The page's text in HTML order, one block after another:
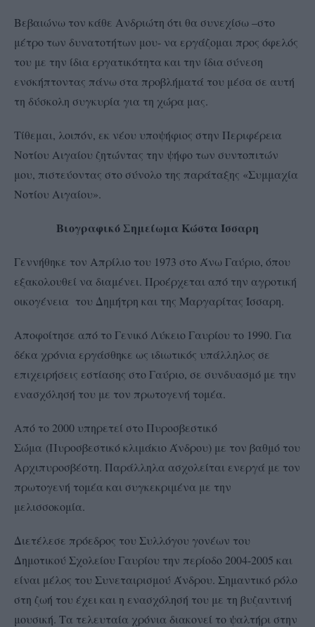
Βεβαιώνω τον κάθε Ανδριώτη ότι θα συνεχίσω –στο
μέτρο των δυνατοτήτων μου- να εργάζομαι προς όφελός
του με την ίδια εργατικότητα και την ίδια σύνεση
ενσκήπτοντας πάνω στα προβλήματά του μέσα σε αυτή
τη δύσκολη συγκυρία για τη χώρα μας.
Τίθεμαι, λοιπόν, εκ νέου υποψήφιος στην Περιφέρεια
Νοτίου Αιγαίου ζητώντας την ψήφο των συντοπιτών
μου, πιστεύοντας στο σύνολο της παράταξης «Συμμαχία
Νοτίου Αιγαίου».
Βιογραφικό Σημείωμα Κώστα Ίσσαρη
Γεννήθηκε τον Απρίλιο του 1973 στο Άνω Γαύριο, όπου
εξακολουθεί να διαμένει. Προέρχεται από την αγροτική
οικογένεια του Δημήτρη και της Μαργαρίτας Ίσσαρη.
Αποφοίτησε από το Γενικό Λύκειο Γαυρίου το 1990. Για
δέκα χρόνια εργάσθηκε ως ιδιωτικός υπάλληλος σε
επιχειρήσεις εστίασης στο Γαύριο, σε συνδυασμό με την
ενασχόλησή του με τον πρωτογενή τομέα.
Από το 2000 υπηρετεί στο Πυροσβεστικό
Σώμα (Πυροσβεστικό κλιμάκιο Άνδρου) με τον βαθμό του
Αρχιπυροσβέστη. Παράλληλα ασχολείται ενεργά με τον
πρωτογενή τομέα και συγκεκριμένα με την
μελισσοκομία.
Διετέλεσε πρόεδρος του Συλλόγου γονέων του
Δημοτικού Σχολείου Γαυρίου την περίοδο 2004-2005 και
είναι μέλος του Συνεταιρισμού Άνδρου. Σημαντικό ρόλο
στη ζωή του έχει και η ενασχόλησή του με τη βυζαντινή
μουσική. Τα τελευταία χρόνια διακονεί το ψαλτήρι στην